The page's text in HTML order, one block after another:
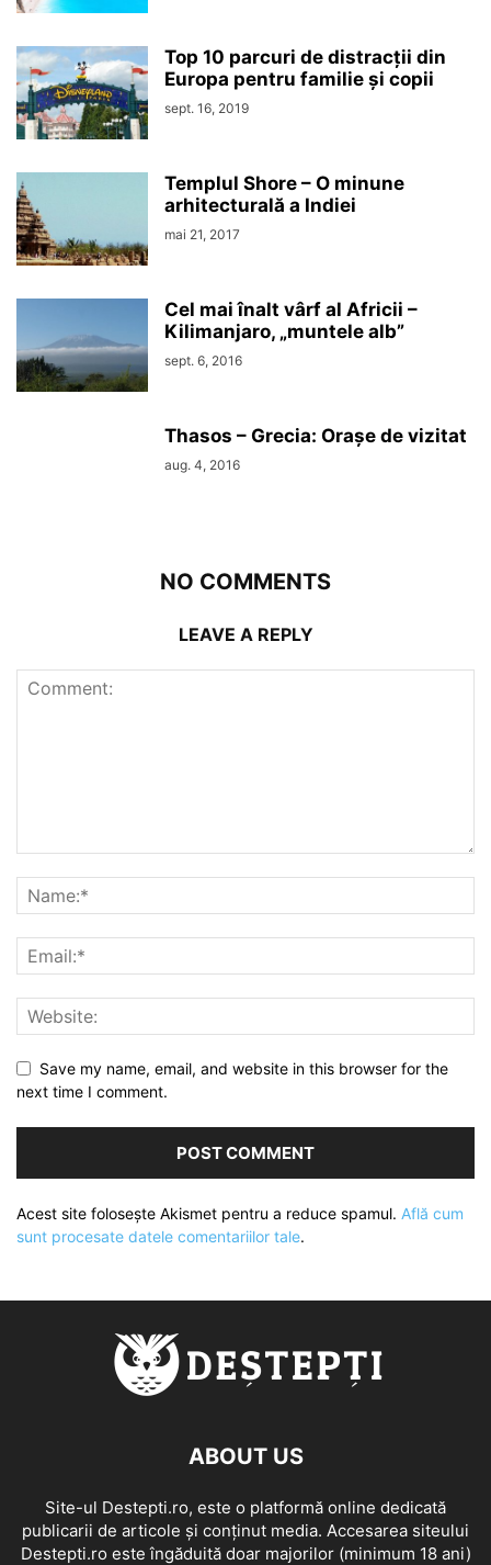
Top 10 parcuri de distracții din
Europa pentru familie și copii
sept. 16, 2019
Templul Shore – O minune
arhitecturală a Indiei
mai 21, 2017
Cel mai înalt vârf al Africii –
Kilimanjaro, „muntele alb”
sept. 6, 2016
Thasos – Grecia: Orașe de vizitat
aug. 4, 2016
NO COMMENTS
LEAVE A REPLY
Save my name, email, and website in this browser for the
next time I comment.
Acest site folosește Akismet pentru a reduce spamul. Află cum
sunt procesate datele comentariilor tale.
ABOUT US
Site-ul Destepti.ro, este o platformă online dedicată
publicarii de articole și conținut media. Accesarea siteului
Destepti.ro este îngăduită doar majorilor (minimum 18 ani)